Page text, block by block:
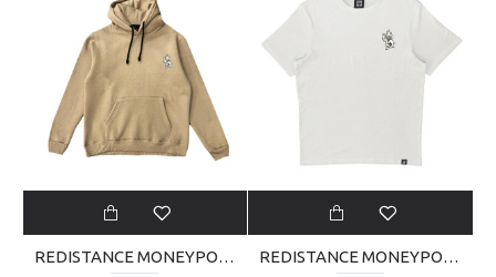
REDISTANCE MONEYPOLY HOODIE RDU224TM05-2222 REDISTANCE MONEYPOLY TEE RDU124TB09-0707